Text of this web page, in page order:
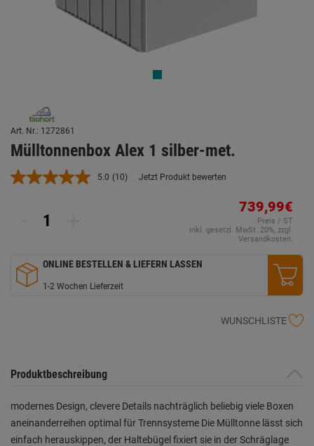
Art. Nr.: 1272861
Mülltonnenbox Alex 1 silber-met.
5.0 10
(10) Jetzt Produkt bewerten
739,99€
Preis / ST
inkl. gesetzl. MwSt. 20%, zzgl.
Versandkosten.
ONLINE BESTELLEN & LIEFERN LASSEN
1-2 Wochen Lieferzeit
WUNSCHLISTE
Produktbeschreibung
modernes Design, clevere Details nachträglich beliebig viele Boxen
aneinanderreihen optimal für Trennsysteme Die Mülltonne lässt sich
einfach herauskippen, der Haltebügel fixiert sie in der Schräglage